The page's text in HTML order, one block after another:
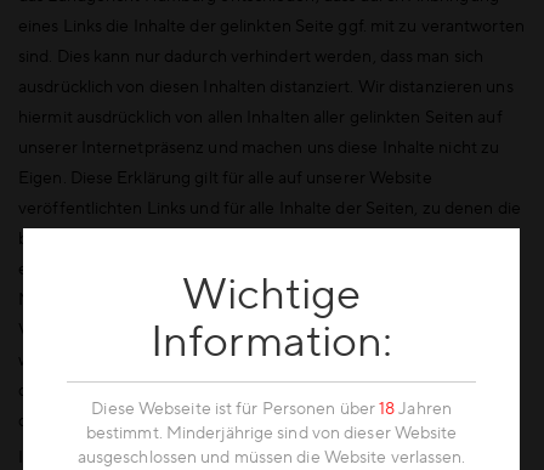
eines Links die Inhalte der gelinkten Seite ggf. mit zu verantworten
sind. Dies kann nur dadurch verhindert werden, dass man sich
ausdrücklich von diesen Inhalten distanziert. Wir distanzieren uns
hiermit ausdrücklich von allen Inhalten aller gelinkten Seiten auf
unserer Internetpräsenz und machen uns diese Inhalte nicht zu
Eigen. Diese Erklärung gilt für alle auf unserer Website
veröffentlichten Links und für alle Inhalte der Seiten, zu denen die
enthält Links zu anderen Internet-Sites, Ressourcen und
Mitgliedern dieses Service. Wir sind nicht verantwortlich für die
Verfügbarkeit dieser externen Ressourcen oder deren Inhalte, die
wir nicht unbedingt unterstützen. Wir sind nicht verantwortlich für
den Inhalt von Werbung, Produkten oder anderen Materialien auf
diesen Seiten.
In keinem Fall haften wir direkt oder indirekt für Verluste oder
Wichtige
Information:
Diese Webseite ist für Personen über18Jahren
bestimmt. Minderjährige sind von dieser Website
ausgeschlossen und müssen die Website verlassen.